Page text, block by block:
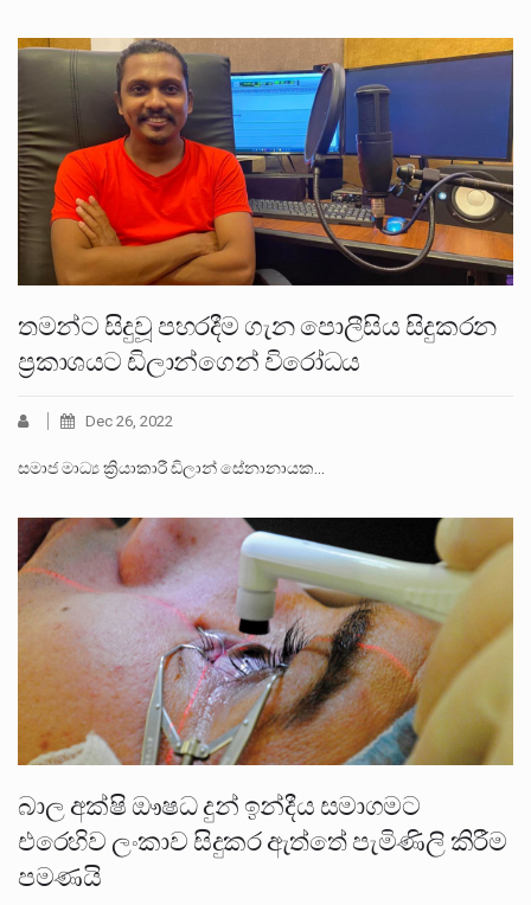
තමන්ට සිදුවූ පහරදීම ගැන පොලීසිය සිදුකරන
ප්‍රකාශයට ඩිලාන්ගෙන් විරෝධය
Dec 26, 2022
සමාජ මාධ්‍ය ක්‍රියාකාරී ඩිලාන් සේනානායක…
බාල අක්ෂි ඖෂධ දුන් ඉන්දීය සමාගමට
එරෙහිව ලංකාව සිදුකර ඇත්තේ පැමිණිලි කිරීම
පමණයි